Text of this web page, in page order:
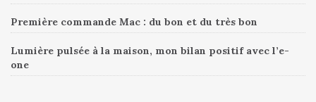
Première commande Mac : du bon et du très bon
Lumière pulsée à la maison, mon bilan positif avec l’e-
one